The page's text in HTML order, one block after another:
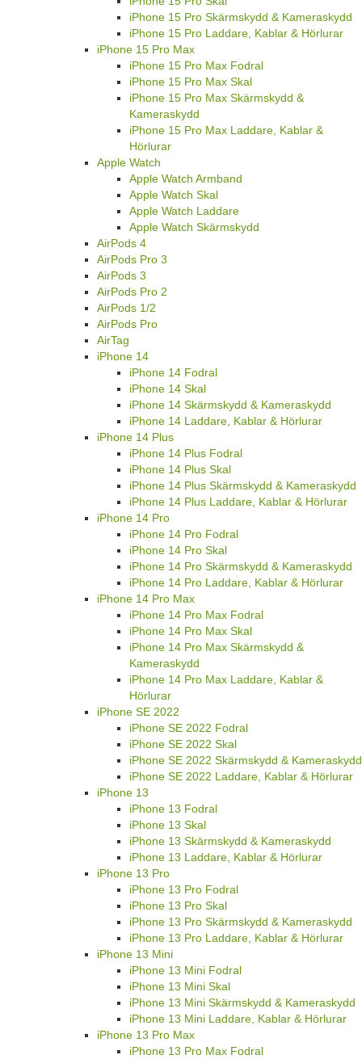
iPhone 15 Pro Skärmskydd & Kameraskydd
iPhone 15 Pro Laddare, Kablar & Hörlurar
iPhone 15 Pro Max
iPhone 15 Pro Max Fodral
iPhone 15 Pro Max Skal
iPhone 15 Pro Max Skärmskydd &
Kameraskydd
iPhone 15 Pro Max Laddare, Kablar &
Hörlurar
Apple Watch
Apple Watch Armband
Apple Watch Skal
Apple Watch Laddare
Apple Watch Skärmskydd
AirPods 4
AirPods Pro 3
AirPods 3
AirPods Pro 2
AirPods 1/2
AirPods Pro
AirTag
iPhone 14
iPhone 14 Fodral
iPhone 14 Skal
iPhone 14 Skärmskydd & Kameraskydd
iPhone 14 Laddare, Kablar & Hörlurar
iPhone 14 Plus
iPhone 14 Plus Fodral
iPhone 14 Plus Skal
iPhone 14 Plus Skärmskydd & Kameraskydd
iPhone 14 Plus Laddare, Kablar & Hörlurar
iPhone 14 Pro
iPhone 14 Pro Fodral
iPhone 14 Pro Skal
iPhone 14 Pro Skärmskydd & Kameraskydd
iPhone 14 Pro Laddare, Kablar & Hörlurar
iPhone 14 Pro Max
iPhone 14 Pro Max Fodral
iPhone 14 Pro Max Skal
iPhone 14 Pro Max Skärmskydd &
Kameraskydd
iPhone 14 Pro Max Laddare, Kablar &
Hörlurar
iPhone SE 2022
iPhone SE 2022 Fodral
iPhone SE 2022 Skal
iPhone SE 2022 Skärmskydd & Kameraskydd
iPhone SE 2022 Laddare, Kablar & Hörlurar
iPhone 13
iPhone 13 Fodral
iPhone 13 Skal
iPhone 13 Skärmskydd & Kameraskydd
iPhone 13 Laddare, Kablar & Hörlurar
iPhone 13 Pro
iPhone 13 Pro Fodral
iPhone 13 Pro Skal
iPhone 13 Pro Skärmskydd & Kameraskydd
iPhone 13 Pro Laddare, Kablar & Hörlurar
iPhone 13 Mini
iPhone 13 Mini Fodral
iPhone 13 Mini Skal
iPhone 13 Mini Skärmskydd & Kameraskydd
iPhone 13 Mini Laddare, Kablar & Hörlurar
iPhone 13 Pro Max
iPhone 13 Pro Max Fodral